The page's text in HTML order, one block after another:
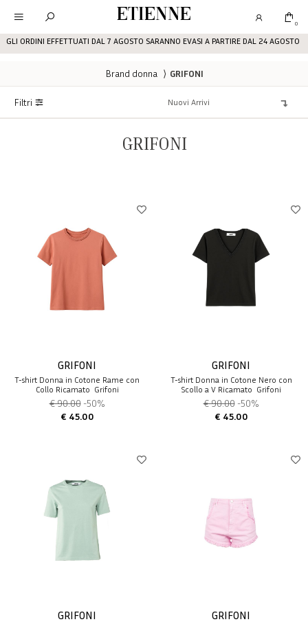
GLI ORDINI EFFETTUATI DAL 7 AGOSTO SARANNO EVASI A PARTIRE DAL 24 AGOSTO
Etienne 0
Brand donna ⟩ GRIFONI
Filtri
GRIFONI
GRIFONI
T-shirt Donna in Cotone Rame con
Collo Ricamato  Grifoni
€ 90.00 -50%
€ 45.00
GRIFONI
T-shirt Donna in Cotone Nero con
Scollo a V Ricamato  Grifoni
€ 90.00 -50%
€ 45.00
GRIFONI GRIFONI